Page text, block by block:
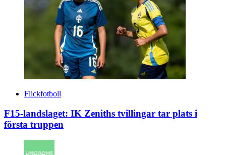
Flickfotboll
F15-landslaget: IK Zeniths tvillingar tar plats i
första truppen